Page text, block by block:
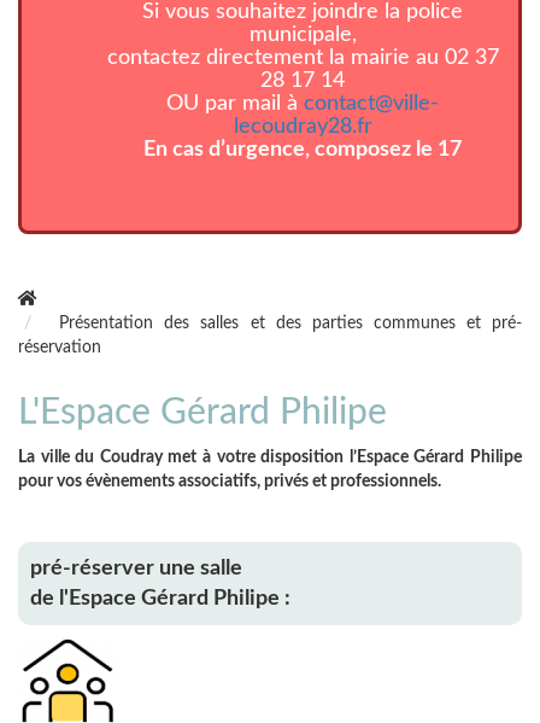
Si vous souhaitez joindre la police
municipale,
contactez directement la mairie au 02 37
28 17 14
OU par mail àcontact@ville-
lecoudray28.fr
En cas d’urgence, composez le 17
Présentation des salles et des parties communes et pré-
réservation
L'Espace Gérard Philipe
La ville du Coudray met à votre disposition l’Espace Gérard Philipe
pour vos évènements associatifs, privés et professionnels.
pré-réserver une salle
de l'Espace Gérard Philipe :